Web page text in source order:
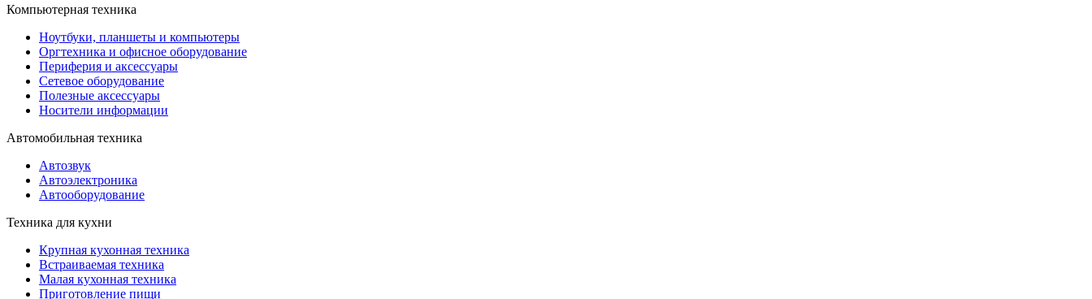
Компьютерная техника
Ноутбуки, планшеты и компьютеры
Оргтехника и офисное оборудование
Периферия и аксессуары
Cетевое оборудование
Полезные аксессуары
Носители информации
Автомобильная техника
Автозвук
Автоэлектроника
Автооборудование
Техника для кухни
Крупная кухонная техника
Встраиваемая техника
Малая кухонная техника
Приготовление пищи